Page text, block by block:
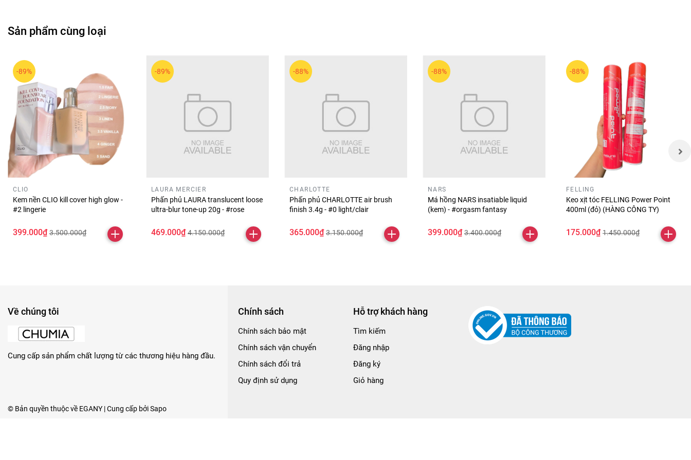
💖Lời tổng kết ngắn
Sản phẩm cùng loại
-89%
CLIO
Kem nền CLIO kill cover high glow -
#2 lingerie
399.000₫ 3.500.000₫
-89%
LAURA MERCIER
Phấn phủ LAURA translucent loose
ultra-blur tone-up 20g - #rose
469.000₫ 4.150.000₫
-88%
CHARLOTTE
Phấn phủ CHARLOTTE air brush
finish 3.4g - #0 light/clair
365.000₫ 3.150.000₫
-88%
NARS
Má hồng NARS insatiable liquid
(kem) - #orgasm fantasy
399.000₫ 3.400.000₫
-88%
FELLING
Keo xịt tóc FELLING Power Point
400ml (đỏ) (HÀNG CÔNG TY)
175.000₫ 1.450.000₫
Về chúng tôi
Cung cấp sản phẩm chất lượng từ các thương hiệu hàng đầu.
Chính sách
Chính sách bảo mật
Chính sách vận chuyển
Chính sách đổi trả
Quy định sử dụng
Hỗ trợ khách hàng
Tìm kiếm
Đăng nhập
Đăng ký
Giỏ hàng
© Bản quyền thuộc về EGANY | Cung cấp bởiSapo